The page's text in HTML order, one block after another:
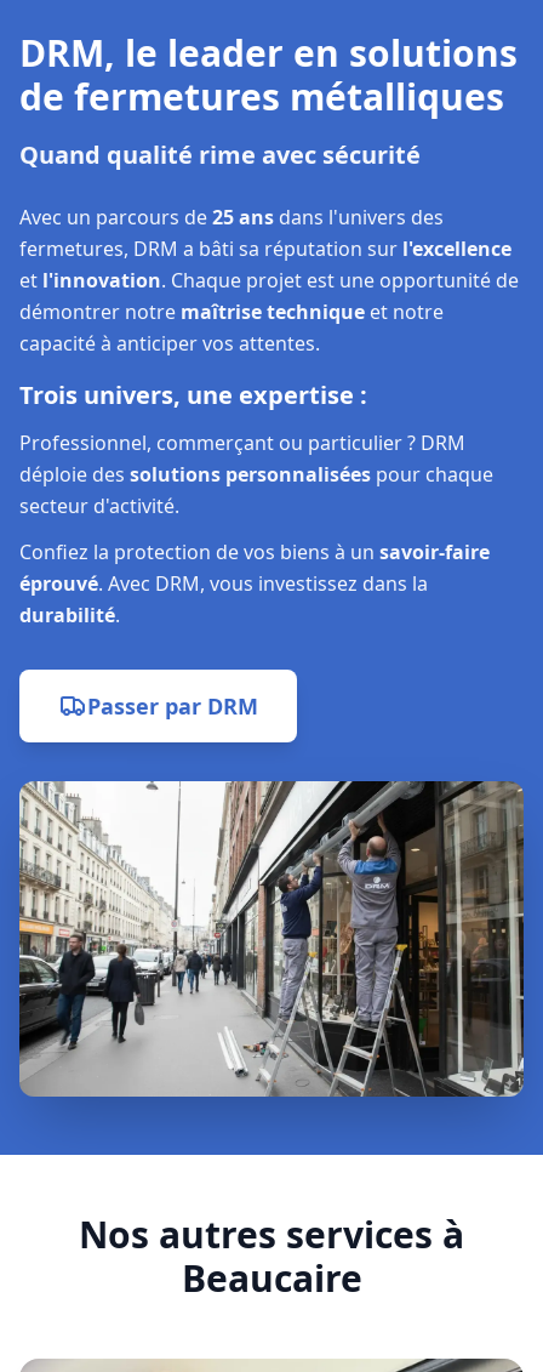
DRM, le leader en solutions
de fermetures métalliques
Quand qualité rime avec sécurité
Avec un parcours de25 ans dans l'univers des
fermetures, DRM a bâti sa réputation sur l'excellence
et l'innovation. Chaque projet est une opportunité de
démontrer notre maîtrise technique et notre
capacité à anticiper vos attentes.
Trois univers, une expertise :
Professionnel, commerçant ou particulier ? DRM
déploie des solutions personnalisées pour chaque
secteur d'activité.
Confiez la protection de vos biens à un savoir-faire
éprouvé. Avec DRM, vous investissez dans la
durabilité.
Passer par DRM
Nos autres services à
Beaucaire